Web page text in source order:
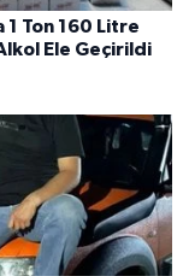
1 Ton 160 Litre
Ele Geçirildi